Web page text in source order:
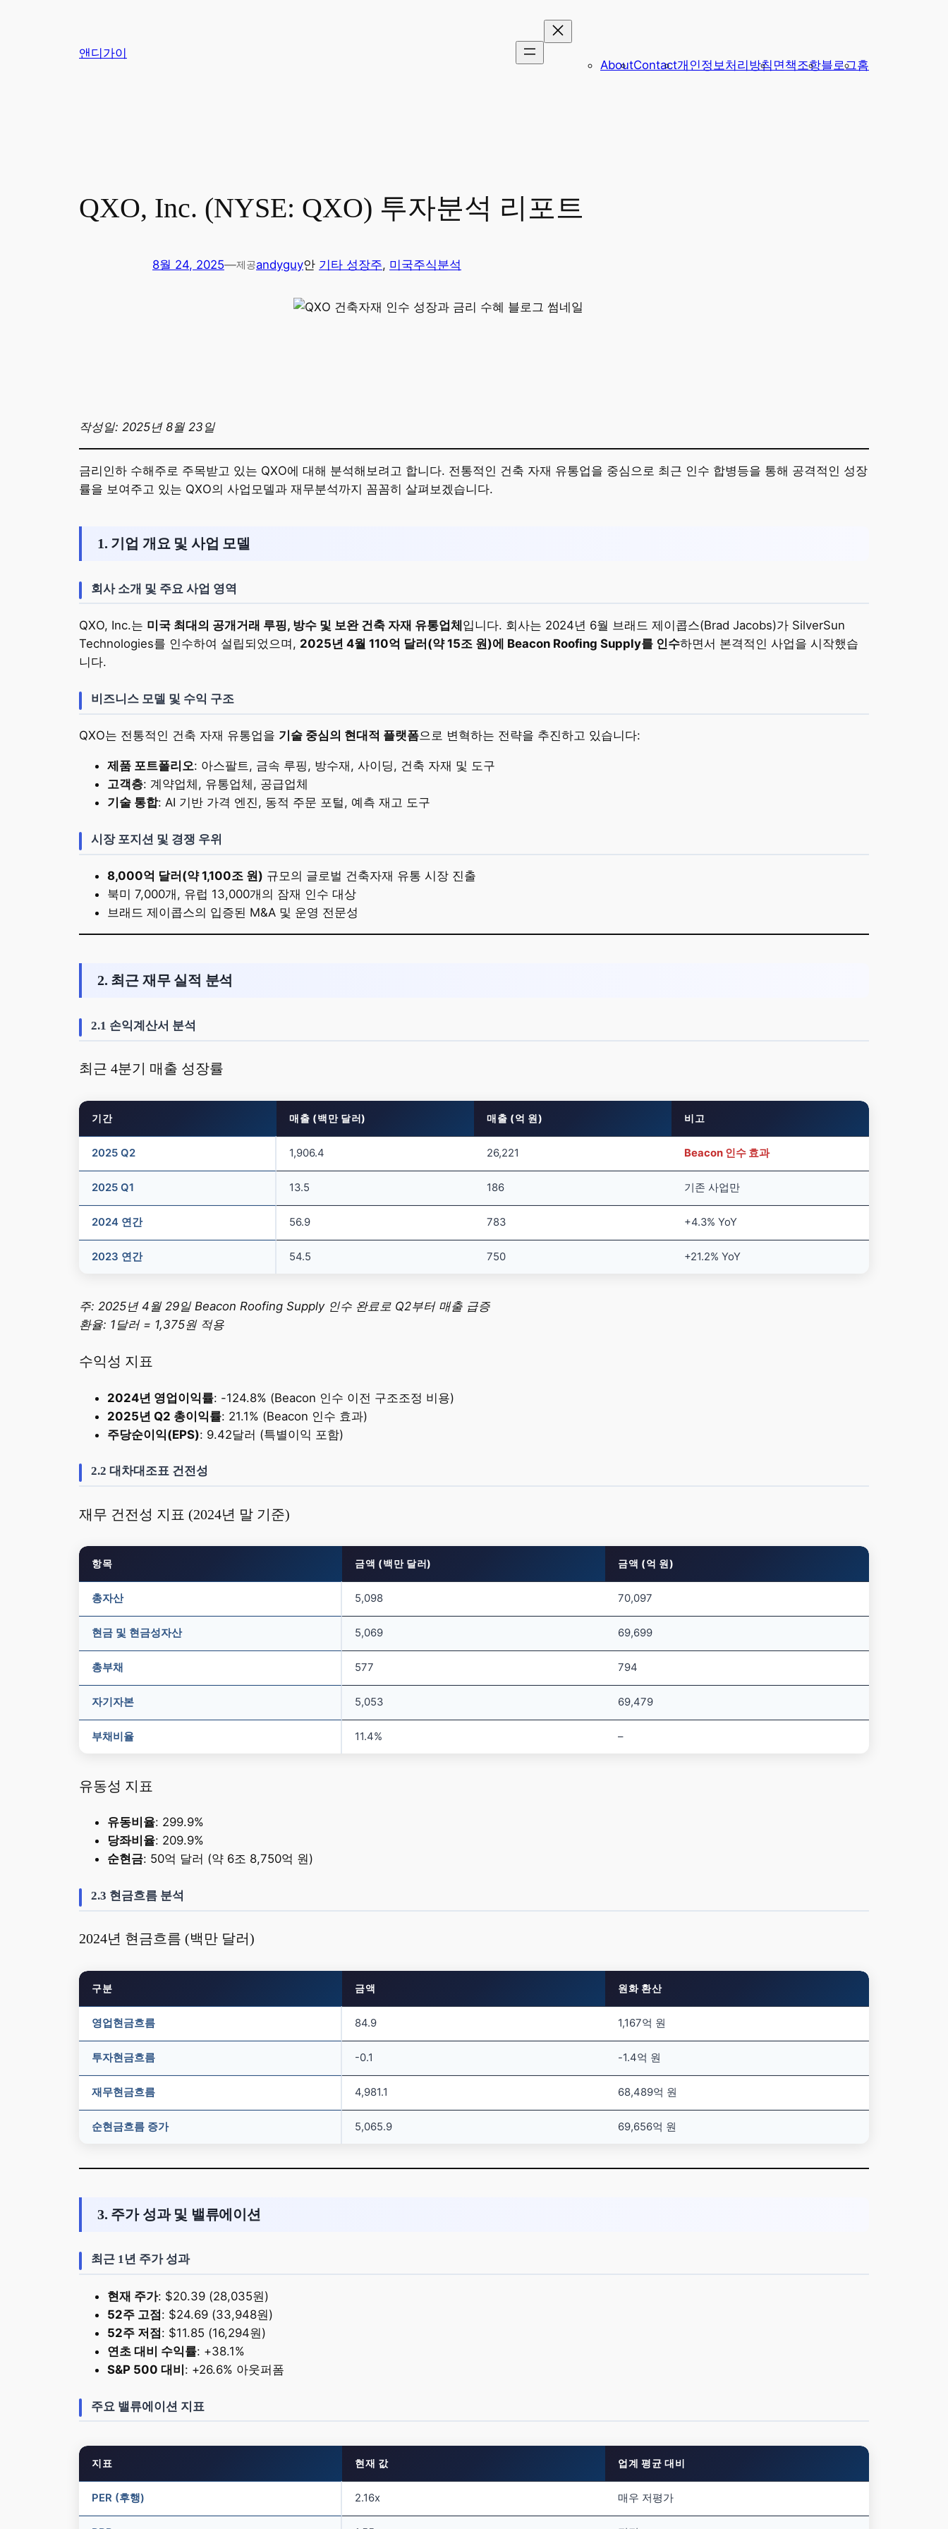
앤디가이
AboutContact개인정보처리방침 면책조항블로그홈
QXO, Inc. (NYSE: QXO) 투자분석 리포트
8월 24, 2025—제공andyguy안 기타 성장주, 미국주식분석
작성일: 2025년 8월 23일
금리인하 수해주로 주목받고 있는 QXO에 대해 분석해보려고 합니다. 전통적인 건축 자재 유통업을 중심으로 최근 인수 합병등을 통해 공격적인 성장
률을 보여주고 있는 QXO의 사업모델과 재무분석까지 꼼꼼히 살펴보겠습니다.
1. 기업 개요 및 사업 모델
회사 소개 및 주요 사업 영역
QXO, Inc.는 미국 최대의 공개거래 루핑, 방수 및 보완 건축 자재 유통업체 입니다. 회사는 2024년 6월 브래드 제이콥스(Brad Jacobs)가 SilverSun
Technologies를 인수하여 설립되었으며, 2025년 4월 110억 달러(약 15조 원)에 Beacon Roofing Supply를 인수하면서 본격적인 사업을 시작했습
니다.
비즈니스 모델 및 수익 구조
QXO는 전통적인 건축 자재 유통업을 기술 중심의 현대적 플랫폼으로 변혁하는 전략을 추진하고 있습니다:
제품 포트폴리오: 아스팔트, 금속 루핑, 방수재, 사이딩, 건축 자재 및 도구
고객층: 계약업체, 유통업체, 공급업체
기술 통합: AI 기반 가격 엔진, 동적 주문 포털, 예측 재고 도구
시장 포지션 및 경쟁 우위
8,000억 달러(약 1,100조 원) 규모의 글로벌 건축자재 유통 시장 진출
북미 7,000개, 유럽 13,000개의 잠재 인수 대상
브래드 제이콥스의 입증된 M&A 및 운영 전문성
2. 최근 재무 실적 분석
2.1 손익계산서 분석
최근 4분기 매출 성장률
기간 매출 (백만 달러) 매출 (억 원) 비고
2025 Q2 1,906.4 26,221 Beacon 인수 효과
2025 Q1 13.5 186 기존 사업만
2024 연간 56.9 783 +4.3% YoY
2023 연간 54.5 750 +21.2% YoY
주: 2025년 4월 29일 Beacon Roofing Supply 인수 완료로 Q2부터 매출 급증
환율: 1달러 = 1,375원 적용
수익성 지표
2024년 영업이익률: -124.8% (Beacon 인수 이전 구조조정 비용)
2025년 Q2 총이익률: 21.1% (Beacon 인수 효과)
주당순이익(EPS): 9.42달러 (특별이익 포함)
2.2 대차대조표 건전성
재무 건전성 지표 (2024년 말 기준)
항목 금액 (백만 달러) 금액 (억 원)
총자산 5,098 70,097
현금 및 현금성자산 5,069 69,699
총부채 577 794
자기자본 5,053 69,479
부채비율 11.4% –
유동성 지표
유동비율: 299.9%
당좌비율: 209.9%
순현금: 50억 달러 (약 6조 8,750억 원)
2.3 현금흐름 분석
2024년 현금흐름 (백만 달러)
구분 금액 원화 환산
영업현금흐름 84.9 1,167억 원
투자현금흐름 -0.1 -1.4억 원
재무현금흐름 4,981.1 68,489억 원
순현금흐름 증가 5,065.9 69,656억 원
3. 주가 성과 및 밸류에이션
최근 1년 주가 성과
현재 주가: $20.39 (28,035원)
52주 고점: $24.69 (33,948원)
52주 저점: $11.85 (16,294원)
연초 대비 수익률: +38.1%
S&P 500 대비: +26.6% 아웃퍼폼
주요 밸류에이션 지표
지표 현재 값 업계 평균 대비
PER (후행) 2.16x 매우 저평가